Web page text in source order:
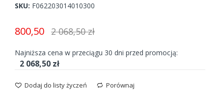
the
gallery
SKU F062203014010300
800,50 2 068,50 zł
Najniższa cena w przeciągu 30 dni przed promocją:
2 068,50 zł
Dodaj do listy życzeń Porównaj